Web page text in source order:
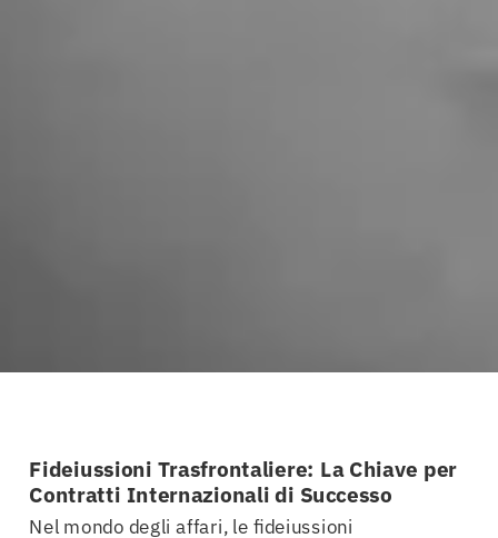
Fideiussioni Trasfrontaliere: La Chiave per
Contratti Internazionali di Successo
Nel mondo degli affari, le fideiussioni